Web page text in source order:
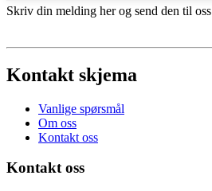
Skriv din melding her og send den til oss
Kontakt skjema
Vanlige spørsmål
Om oss
Kontakt oss
Kontakt oss